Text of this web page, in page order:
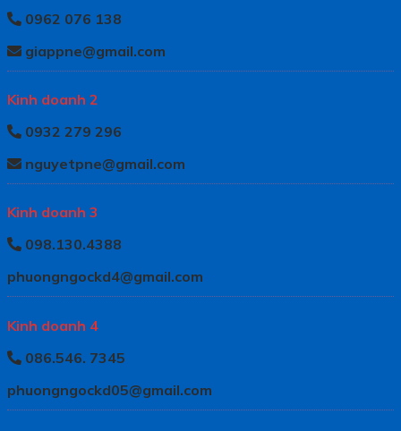
0962 076 138
giappne@gmail.com
Kinh doanh 2
0932 279 296
nguyetpne@gmail.com
Kinh doanh 3
098.130.4388
phuongngockd4@gmail.com
Kinh doanh 4
086.546. 7345
phuongngockd05@gmail.com